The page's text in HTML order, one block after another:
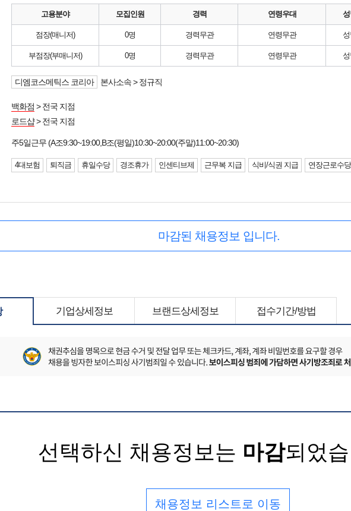
고용분야 모집인원 경력 연령우대
점장(매니저) 0명 경력무관 연령무관
부점장(부매니저) 0명 경력무관 연령무관
디엠코스메틱스 코리아 본사소속 > 정규직
백화점 > 전국 지점
로드샵> 전국 지점
주5일근무 (A조9:30~19:00,B조(평일)10:30~20:00(주말)11:00~20:30)
4대보험 퇴직금 휴일수당 경조휴가 인센티브제 근무복 지급 식비/식권 지급 연장근로수당
마감된 채용정보 입니다.
기업상세정보 브랜드상세정보 접수기간/방법
선택하신 채용정보는 마감되었
채용정보 리스트로 이동